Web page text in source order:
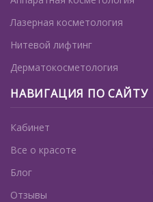
Лазерная косметология
Нитевой лифтинг
Дерматокосметология
НАВИГАЦИЯ ПО САЙТУ
Кабинет
Все о красоте
Блог
Отзывы